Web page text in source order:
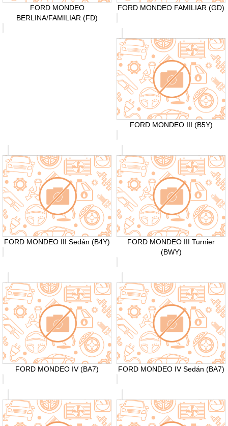
FORD MONDEO
BERLINA/FAMILIAR (FD)
FORD MONDEO FAMILIAR (GD)
FORD MONDEO III (B5Y)
FORD MONDEO III Sedán (B4Y)
FORD MONDEO III Turnier
(BWY)
FORD MONDEO IV (BA7) FORD MONDEO IV Sedán (BA7)